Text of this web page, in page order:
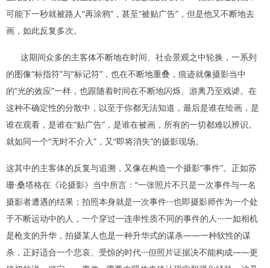
可能下一秒就被路人“再涂鸦”，甚至“被贴广告”，但是他又不断地去
画，如此反复多次。
这期间众多的主客体不断地在时间、社会景观之中轮换，一系列
的图像“标指符”与“标记符”，也在不断地重叠，痕迹就像摄影当中
的“光的效应”一样，也跟随着时间在不断地闪烁、游离乃至戏谑。在
这种不确定性的分散中，以至于你都无法知道，最后是谁在绘画，是
谁在观看，是谁在“贴广告”，是谁在被画，所有的一切都难以辨识。
就如同一个“无时不介入”，又“即将消失”的摄影现场。
这其中的主客体的反复与追溯，又像在构造一个摄影“事件”。正如苏
珊·桑塔格在《论摄影》当中所言：“一张照片不只是一次事件与一名
摄影者遭遇的结果；拍照本身就是一次事件···也即摄影师作为一个处
于不断运动中的人，一个穿过一连串性质不同的事件的人···一如相机
是枪支的升华，拍摄某人也是一种升华式的谋杀——一种软性的谋
杀，正好适合一个悲哀、受惊的时代···但照片证据决不能构成——更